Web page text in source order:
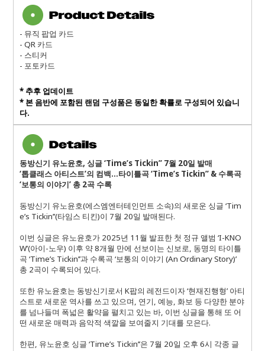
- 뮤직 팝업 카드
- QR 카드
- 스티커
- 포토카드
* 추후 업데이트
* 본 음반에 포함된 랜덤 구성품은 동일한 확률로 구성되어 있습니
다.
동방신기 유노윤호, 싱글 ‘Time’s Tickin’’ 7월 20일 발매
‘톱클래스 아티스트’의 컴백…타이틀곡 ‘Time’s Tickin’’ & 수록곡
‘보통의 이야기’ 총 2곡 수록
동방신기 유노윤호(에스엠엔터테인먼트 소속)의 새로운 싱글 ‘Tim
e’s Tickin’’(타임스 티킨)이 7월 20일 발매된다.
이번 싱글은 유노윤호가 2025년 11월 발표한 첫 정규 앨범 ‘I-KNO
W’(아이-노우) 이후 약 8개월 만에 선보이는 신보로, 동명의 타이틀
곡 ‘Time’s Tickin’’과 수록곡 ‘보통의 이야기 (An Ordinary Story)’
총 2곡이 수록되어 있다.
또한 유노윤호는 동방신기로서 K팝의 레전드이자 ‘현재진행형’ 아티
스트로 새로운 역사를 쓰고 있으며, 연기, 예능, 화보 등 다양한 분야
를 넘나들며 폭넓은 활약을 펼치고 있는 바, 이번 싱글을 통해 또 어
떤 새로운 매력과 음악적 색깔을 보여줄지 기대를 모은다.
한편, 유노윤호 싱글 ‘Time’s Tickin’’은 7월 20일 오후 6시 각종 글